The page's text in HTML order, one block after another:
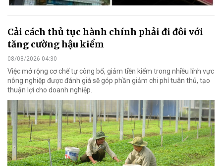
Cải cách thủ tục hành chính phải đi đôi với
tăng cường hậu kiểm
08/08/2026 04:30
Việc mở rộng cơ chế tự công bố, giảm tiền kiểm trong nhiều lĩnh vực
nông nghiệp được đánh giá sẽ góp phần giảm chi phí tuân thủ, tạo
thuận lợi cho doanh nghiệp.